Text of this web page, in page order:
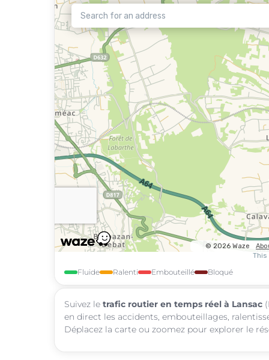
Fluide Ralenti Embouteillé Bloqué
Suivez le trafic routier en temps réel à Lansac
en direct les accidents, embouteillages,
Déplacez la carte ou zoomez pour explorer le